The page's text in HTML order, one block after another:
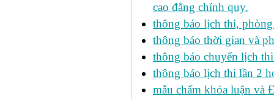
cao đẳng chính quy.
thông báo lịch thi,
thông báo thời gian và
thông báo chuyển lịch
thông báo lịch thi lần 2
mẫu chấm khóa luận và